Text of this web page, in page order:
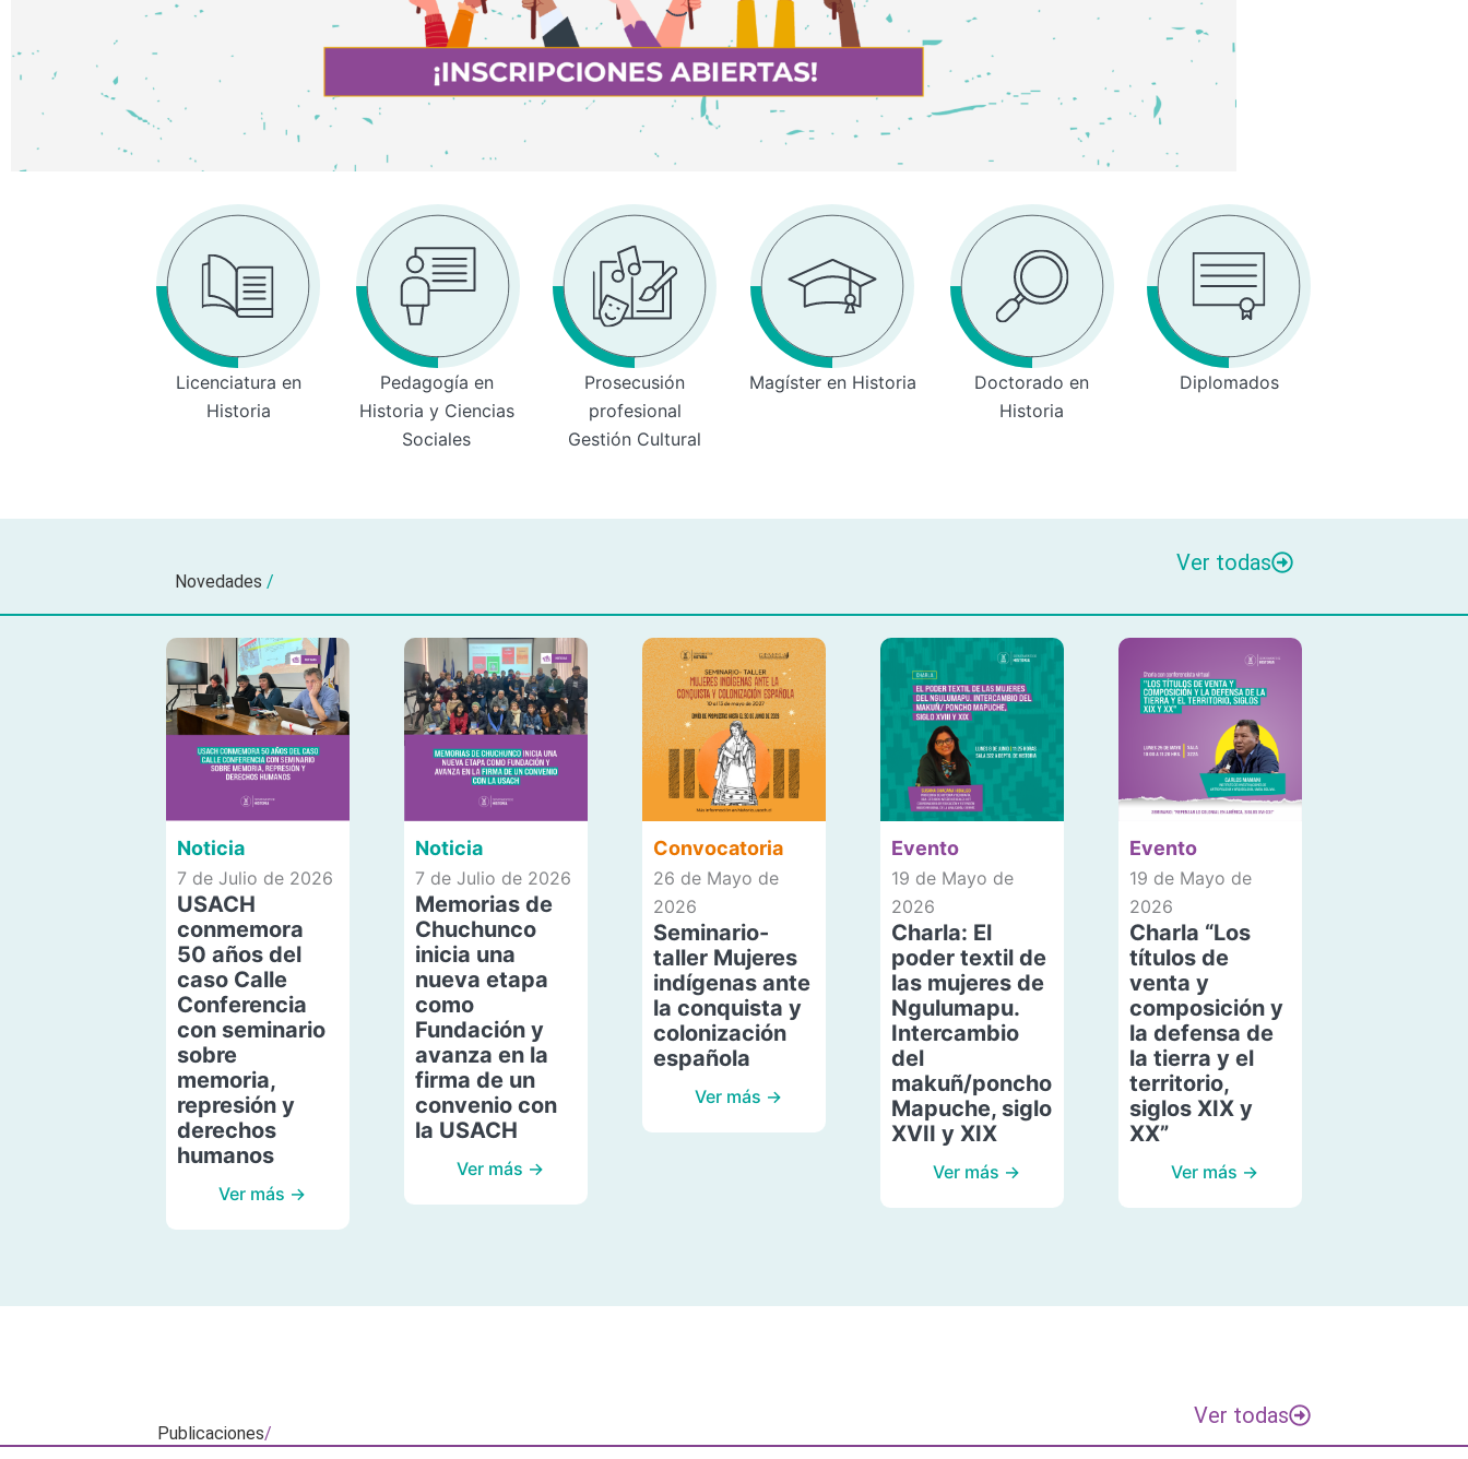
Licenciatura en
Historia
Pedagogía en
Historia y Ciencias
Sociales
Prosecusión
profesional
Gestión Cultural
Magíster en Historia
Doctorado en
Historia
Diplomados
Novedades /
Ver todas
Noticia
7 de Julio de 2026
USACH
conmemora
50 años del
caso Calle
Conferencia
con seminario
sobre
memoria,
represión y
derechos
humanos
Ver más →
Noticia
7 de Julio de 2026
Memorias de
Chuchunco
inicia una
nueva etapa
como
Fundación y
avanza en la
firma de un
convenio con
la USACH
Ver más →
Convocatoria
26 de Mayo de
2026
Seminario-
taller Mujeres
indígenas ante
la conquista y
colonización
española
Ver más →
Evento
19 de Mayo de
2026
Charla: El
poder textil de
las mujeres de
Ngulumapu.
Intercambio
del
makuñ/poncho
Mapuche, siglo
XVII y XIX
Ver más →
Evento
19 de Mayo de
2026
Charla “Los
títulos de
venta y
composición y
la defensa de
la tierra y el
territorio,
siglos XIX y
XX”
Ver más →
Publicaciones/
Ver todas